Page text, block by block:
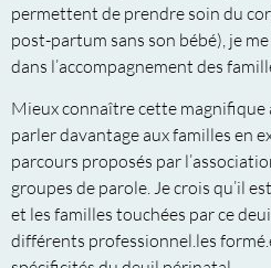
permettent de prendre soin du
post-partum sans son bébé), je
dans l’accompagnement des
Mieux connaître cette magnifique
parler davantage aux familles en
parcours proposés par
groupes de parole. Je crois qu’il
et les familles touchées par ce
différents professionnel.les